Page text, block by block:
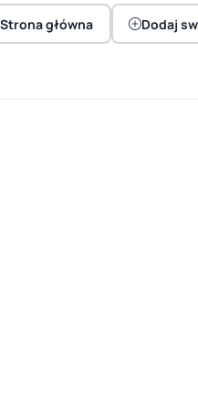
Strona główna Dodaj